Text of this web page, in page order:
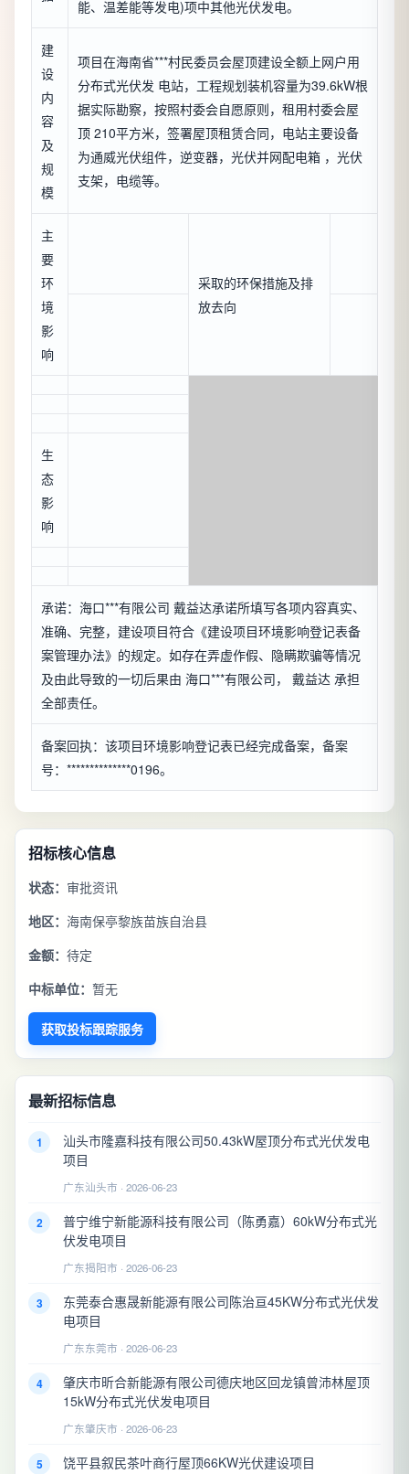
能、温差能等发电)项中其他光伏发电。
建
设
内
容
及
规
模
项目在海南省***村民委员会屋顶建设全额上网户用
分布式光伏发 电站，工程规划装机容量为39.6kW根
据实际勘察，按照村委会自愿原则，租用村委会屋
顶 210平方米，签署屋顶租赁合同，电站主要设备
为通威光伏组件，逆变器，光伏并网配电箱 ，光伏
支架，电缆等。
主
要
环
境
影
响
采取的环保措施及排
放去向
生
态
影
响
承诺：海口***有限公司 戴益达承诺所填写各项内容真实、
准确、完整，建设项目符合《建设项目环境影响登记表备
案管理办法》的规定。如存在弄虚作假、隐瞒欺骗等情况
及由此导致的一切后果由 海口***有限公司， 戴益达 承担
全部责任。
备案回执：该项目环境影响登记表已经完成备案，备案
号：**************0196。
招标核心信息
状态： 审批资讯
地区： 海南保亭黎族苗族自治县
金额： 待定
中标单位： 暂无
获取投标跟踪服务
最新招标信息
1
汕头市隆嘉科技有限公司50.43kW屋顶分布式光伏发电
项目
广东汕头市 · 2026-06-23
2
普宁维宁新能源科技有限公司（陈勇嘉）60kW分布式光
伏发电项目
广东揭阳市 · 2026-06-23
3
东莞泰合惠晟新能源有限公司陈治亘45KW分布式光伏发
电项目
广东东莞市 · 2026-06-23
4
肇庆市昕合新能源有限公司德庆地区回龙镇曾沛林屋顶
15kW分布式光伏发电项目
广东肇庆市 · 2026-06-23
5 饶平县叙民茶叶商行屋顶66KW光伏建设项目